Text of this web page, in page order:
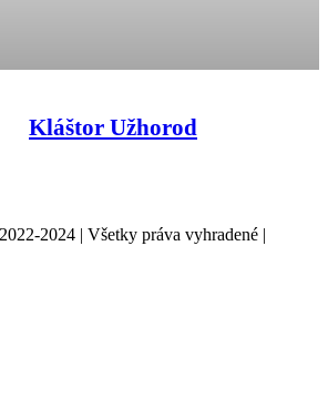
Kláštor Užhorod
2024 | Všetky práva vyhradené |